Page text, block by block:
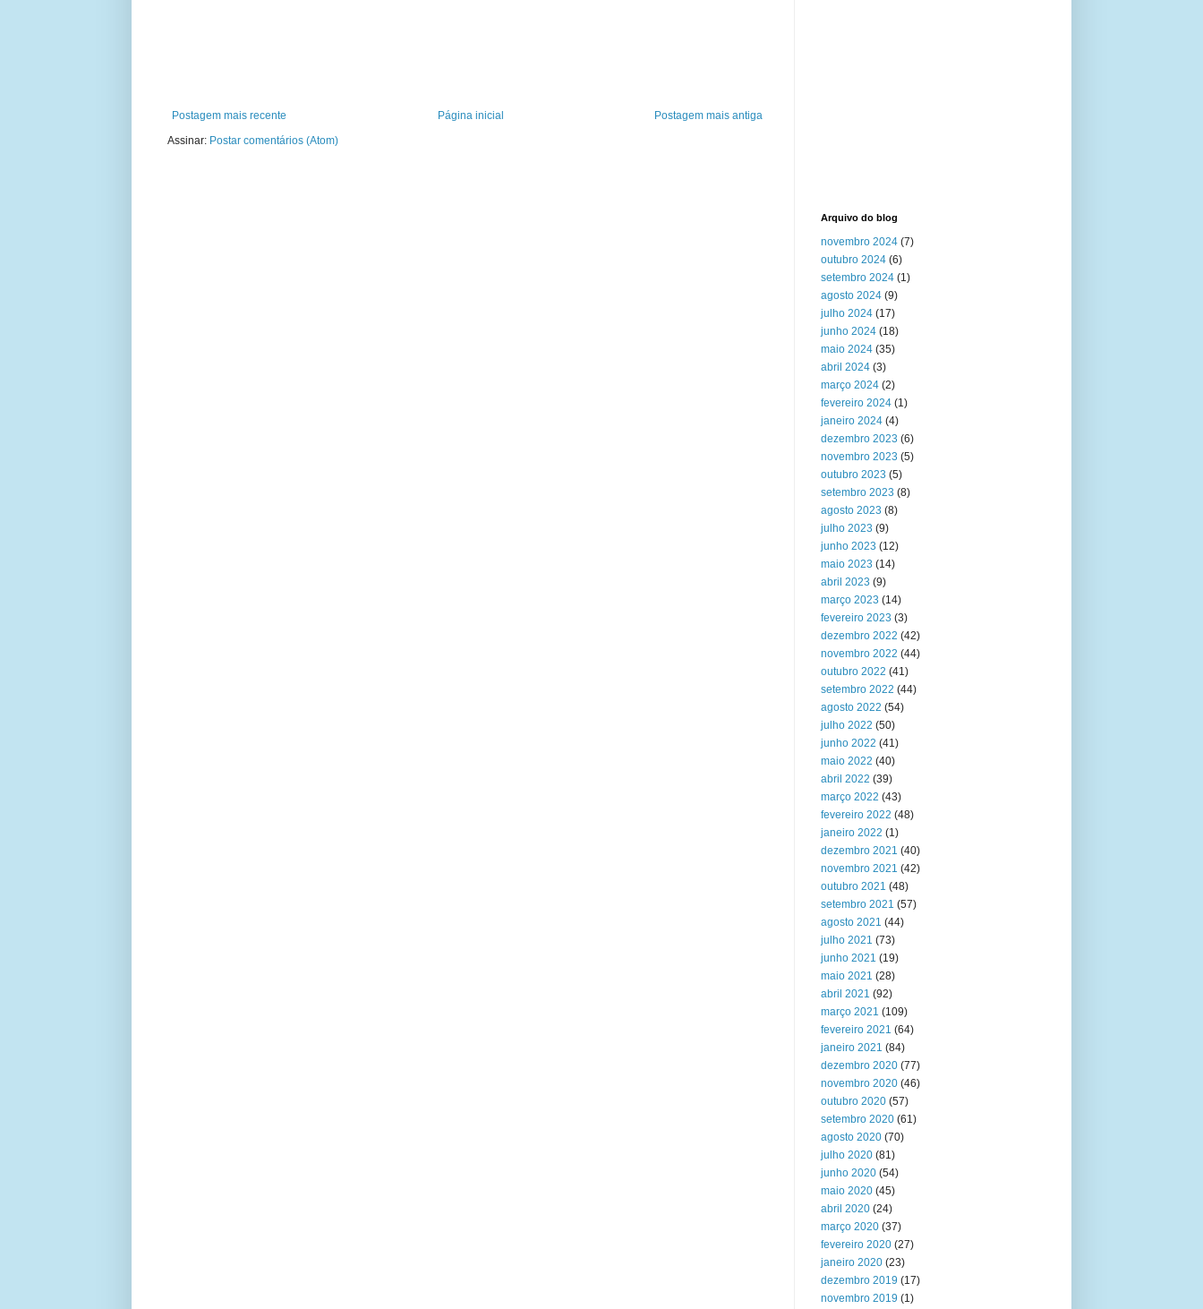
Postagem mais recente Postagem mais antiga
Página inicial
Assinar: Postar comentários (Atom)
Arquivo do blog
novembro 2024 (7)
outubro 2024 (6)
setembro 2024 (1)
agosto 2024 (9)
julho 2024 (17)
junho 2024 (18)
maio 2024 (35)
abril 2024 (3)
março 2024 (2)
fevereiro 2024 (1)
janeiro 2024 (4)
dezembro 2023 (6)
novembro 2023 (5)
outubro 2023 (5)
setembro 2023 (8)
agosto 2023 (8)
julho 2023 (9)
junho 2023 (12)
maio 2023 (14)
abril 2023 (9)
março 2023 (14)
fevereiro 2023 (3)
dezembro 2022 (42)
novembro 2022 (44)
outubro 2022 (41)
setembro 2022 (44)
agosto 2022 (54)
julho 2022 (50)
junho 2022 (41)
maio 2022 (40)
abril 2022 (39)
março 2022 (43)
fevereiro 2022 (48)
janeiro 2022 (1)
dezembro 2021 (40)
novembro 2021 (42)
outubro 2021 (48)
setembro 2021 (57)
agosto 2021 (44)
julho 2021 (73)
junho 2021 (19)
maio 2021 (28)
abril 2021 (92)
março 2021 (109)
fevereiro 2021 (64)
janeiro 2021 (84)
dezembro 2020 (77)
novembro 2020 (46)
outubro 2020 (57)
setembro 2020 (61)
agosto 2020 (70)
julho 2020 (81)
junho 2020 (54)
maio 2020 (45)
abril 2020 (24)
março 2020 (37)
fevereiro 2020 (27)
janeiro 2020 (23)
dezembro 2019 (17)
novembro 2019 (1)